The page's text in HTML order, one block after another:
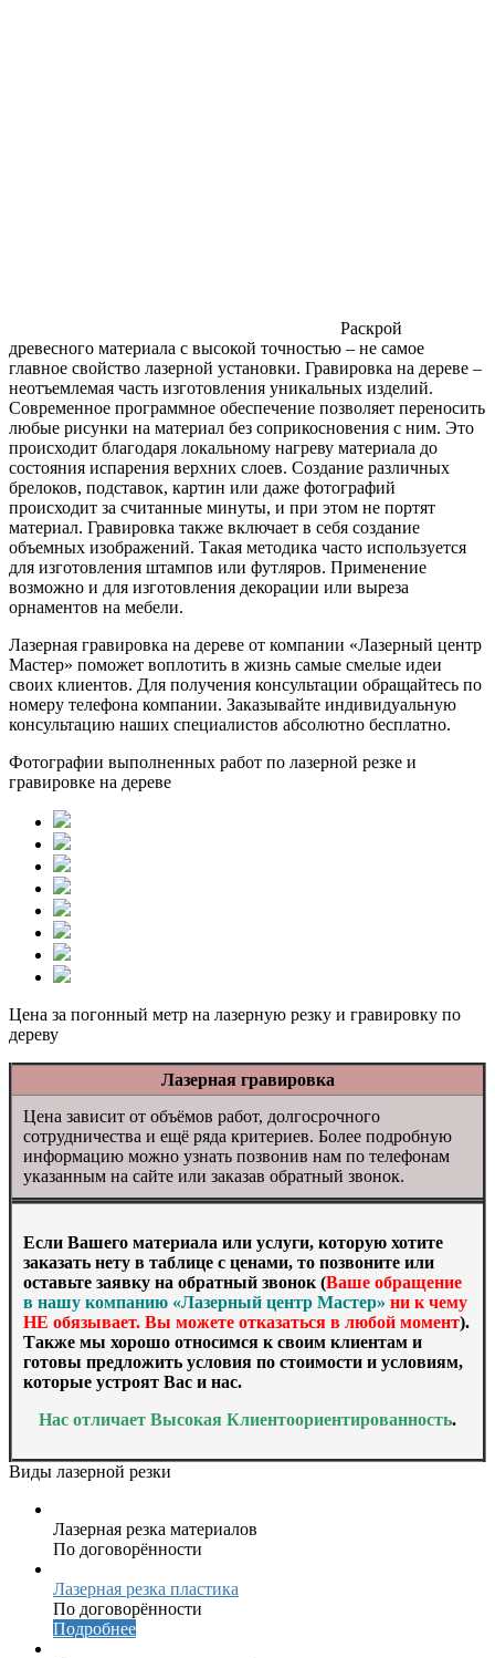
Раскрой
древесного материала с высокой точностью – не самое
главное свойство лазерной установки. Гравировка на дереве –
неотъемлемая часть изготовления уникальных изделий.
Современное программное обеспечение позволяет переносить
любые рисунки на материал без соприкосновения с ним. Это
происходит благодаря локальному нагреву материала до
состояния испарения верхних слоев. Создание различных
брелоков, подставок, картин или даже фотографий
происходит за считанные минуты, и при этом не портят
материал. Гравировка также включает в себя создание
объемных изображений. Такая методика часто используется
для изготовления штампов или футляров. Применение
возможно и для изготовления декорации или выреза
орнаментов на мебели.
Лазерная гравировка на дереве от компании «Лазерный центр
Мастер» поможет воплотить в жизнь самые смелые идеи
своих клиентов. Для получения консультации обращайтесь по
номеру телефона компании. Заказывайте индивидуальную
консультацию наших специалистов абсолютно бесплатно.
Фотографии выполненных работ по лазерной резке и
гравировке на дереве
Цена за погонный метр на лазерную резку и гравировку по
дереву
Лазерная гравировка
Цена зависит от объёмов работ, долгосрочного
сотрудничества и ещё ряда критериев. Более подробную
информацию можно узнать позвонив нам по телефонам
указанным на сайте или заказав обратный звонок.
Если Вашего материала или услуги, которую хотите
заказать нету в таблице с ценами, то позвоните или
оставьте заявку на обратный звонок (Ваше обращение
в нашу компанию «Лазерный центр Мастер» ни к чему
НЕ обязывает. Вы можете отказаться в любой момент).
Также мы хорошо относимся к своим клиентам и
готовы предложить условия по стоимости и условиям,
которые устроят Вас и нас.
Нас отличает Высокая Клиентоориентированность.
Виды лазерной резки
Лазерная резка материалов
По договорённости
Лазерная резка пластика
По договорённости
Подробнее